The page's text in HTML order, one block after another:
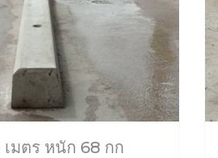
เมตร หนัก 68 กก